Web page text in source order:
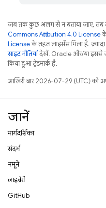
जब तक कुछ अलग से न बताया जाए, तब
Commons Attribution 4.0 License
Licenseके तहत लाइसेंस मिला है.
साइट नीतियांदेखें. Oracle और/या इससे
किया हुआ ट्रेडमार्क है.
आखिरी बार 2026-07-29 (UTC) को
जानें
मार्गदर्शिका
संदर्भ
नमूने
लाइब्रेरी
GitHub